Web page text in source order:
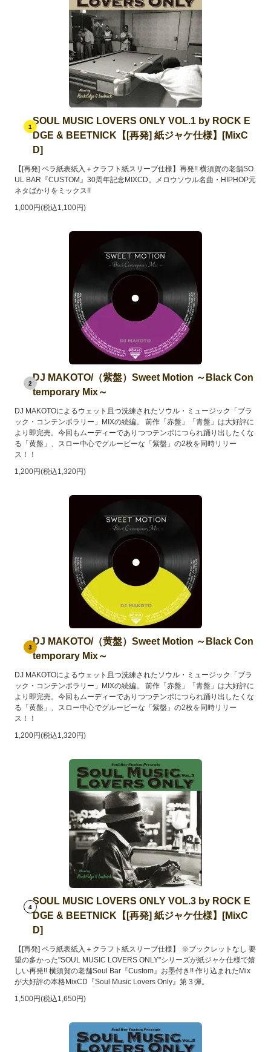
1
SOUL MUSIC LOVERS ONLY VOL.1 by ROCK E
DGE & BEETNICK【[再発] 紙ジャケ仕様】[MixC
D]
【[再発] ペラ紙表紙入＋クラフト紙スリーブ仕様】再発!! 横須賀の老舗SO
UL BAR『CUSTOM』30周年記念MIXCD。メロウソウル名曲・HIPHOP元
ネタばかりをミックス!!
1,000円(税込1,100円)
2
DJ MAKOTO/（紫盤）Sweet Motion ～Black Con
temporary Mix～
DJ MAKOTOによるウェット且つ洗練されたソウル・ミュージック「ブラ
ック・コンテンポラリー」MIXの続編。 前作「赤盤」「青盤」は大好評に
より即完売。今回もムーディーでありつつテンポにつられ踊り出したくな
る「黄盤」、スロー中心でグルービーな「紫盤」の2枚を同時リリー
ス！！
1,200円(税込1,320円)
3
DJ MAKOTO/（黄盤）Sweet Motion ～Black Con
temporary Mix～
DJ MAKOTOによるウェット且つ洗練されたソウル・ミュージック「ブラ
ック・コンテンポラリー」MIXの続編。 前作「赤盤」「青盤」は大好評に
より即完売。今回もムーディーでありつつテンポにつられ踊り出したくな
る「黄盤」、スロー中心でグルービーな「紫盤」の2枚を同時リリー
ス！！
1,200円(税込1,320円)
4
SOUL MUSIC LOVERS ONLY VOL.3 by ROCK E
DGE & BEETNICK【[再発] 紙ジャケ仕様】[MixC
D]
【[再発] ペラ紙表紙入＋クラフト紙スリーブ仕様】 ※ブックレットなし 要
望の多かった"SOUL MUSIC LOVERS ONLY"シリーズが紙ジャケ仕様で嬉
しい再発!! 横須賀の老舗Soul Bar『Custom』お墨付き!! 作り込まれたMix
が大好評の本格MixCD『Soul Music Lovers Only』第３弾。
1,500円(税込1,650円)